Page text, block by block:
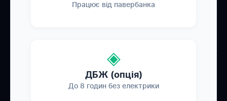
Працює від павербанка
◈
ДБЖ (опція)
До 8 годин без електрики